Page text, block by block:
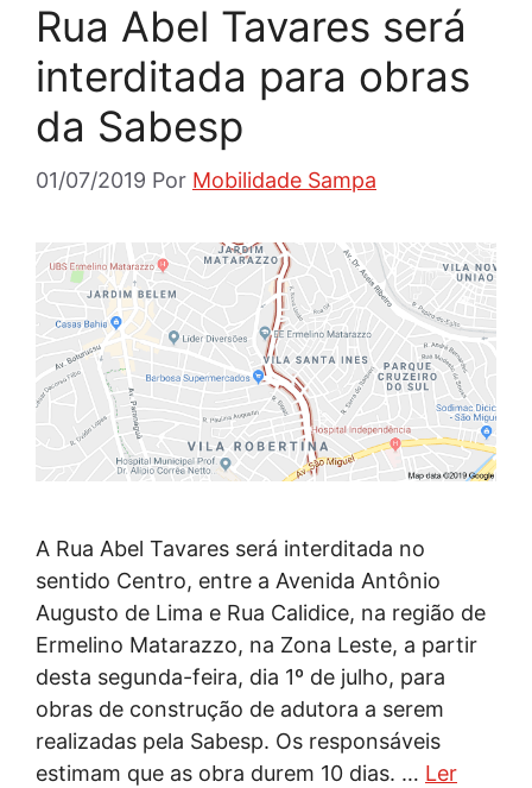
Rua Abel Tavares será
interditada para obras
da Sabesp
01/07/2019 Por Mobilidade Sampa
A Rua Abel Tavares será interditada no
sentido Centro, entre a Avenida Antônio
Augusto de Lima e Rua Calidice, na região de
Ermelino Matarazzo, na Zona Leste, a partir
desta segunda-feira, dia 1º de julho, para
obras de construção de adutora a serem
realizadas pela Sabesp. Os responsáveis
estimam que as obra durem 10 dias. … Ler